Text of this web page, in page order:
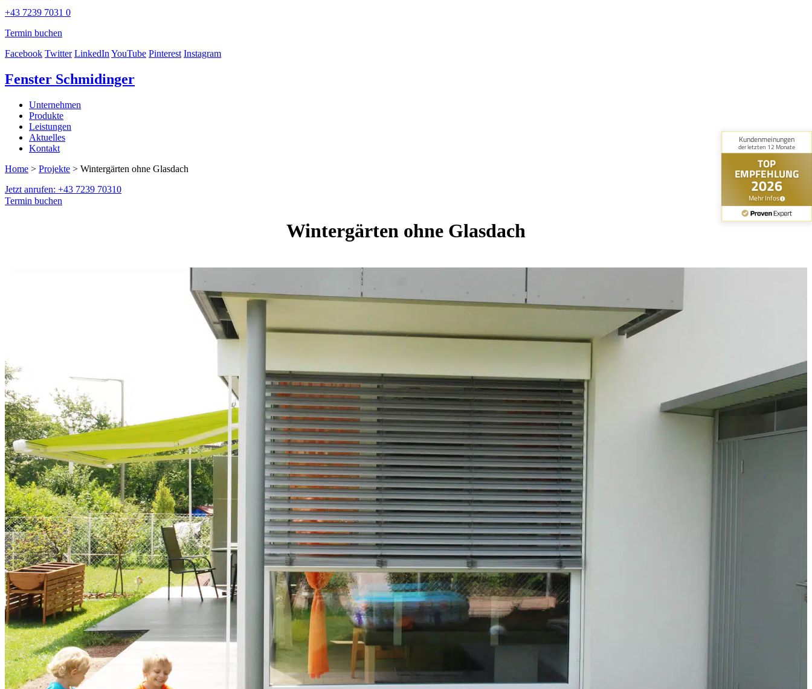
+43 7239 7031 0
Termin buchen
Facebook Twitter LinkedInYouTube Pinterest Instagram
Fenster Schmidinger
Unternehmen
Produkte
Leistungen
Aktuelles
Kontakt
Home > Projekte > Wintergärten ohne Glasdach
Jetzt anrufen: +43 7239 70310
Termin buchen
Wintergärten ohne Glasdach